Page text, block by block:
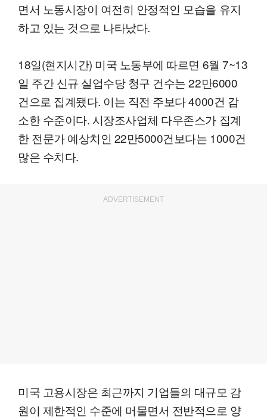
면서 노동시장이 여전히 안정적인 모습을 유지
하고 있는 것으로 나타났다.
18일(현지시간) 미국 노동부에 따르면 6월 7~13
일 주간 신규 실업수당 청구 건수는 22만6000
건으로 집계됐다. 이는 직전 주보다 4000건 감
소한 수준이다. 시장조사업체 다우존스가 집계
한 전문가 예상치인 22만5000건보다는 1000건
많은 수치다.
ADVERTISEMENT
미국 고용시장은 최근까지 기업들의 대규모 감
원이 제한적인 수준에 머물면서 전반적으로 양